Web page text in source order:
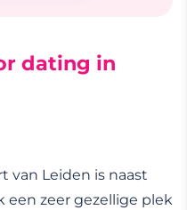
dating in
van Leiden is naast
een zeer gezellige plek